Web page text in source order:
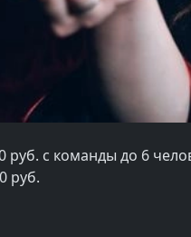
руб. с команды до 6
руб.